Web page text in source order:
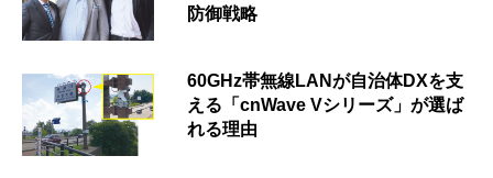
防御戦略
60GHz帯無線LANが自治体DXを支
える「cnWave Vシリーズ」が選ば
れる理由